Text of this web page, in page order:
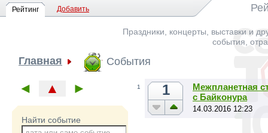
Рейтинг Добавить
Праздники, концерты, выставки и
события,
Главная События
◄ ▲ ►
Найти событие
1 1
Межпланетная
с Байконура
14.03.2016 12:23